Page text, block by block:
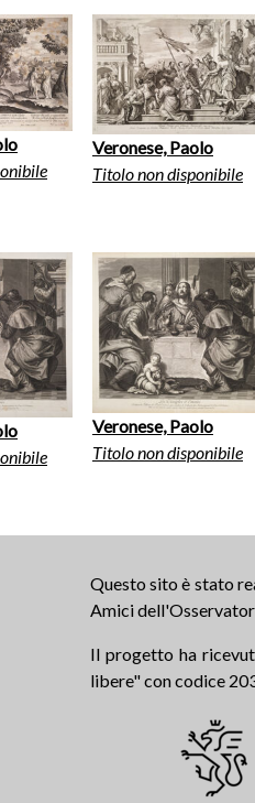
Veronese, Paolo
Titolo non disponibile
Veronese, Paolo
Titolo non disponibile
Questo sito è stato
Amici
Il progetto ha
libere" con codice